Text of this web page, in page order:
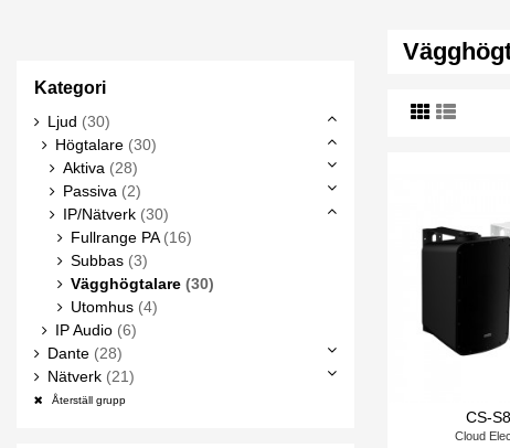
CS-
Cloud
Kategori
Ljud (30)
Högtalare (30)
Aktiva (28)
Passiva (2)
IP/Nätverk (30)
Fullrange PA (16)
Subbas (3)
Vägghögtalare (30)
Utomhus (4)
IP Audio (6)
Dante (28)
Nätverk (21)
Återställ grupp